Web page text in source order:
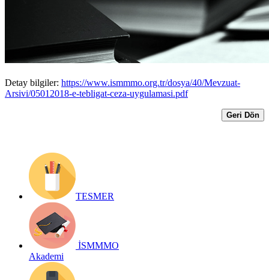
Yayın Tarihi: 5 Ocak 2018
Detay bilgiler: https://www.ismmmo.org.tr/dosya/40/Mevzuat-
Arsivi/05012018-e-tebligat-ceza-uygulamasi.pdf
Geri Dön
TESMER
İSMMMO
Akademi